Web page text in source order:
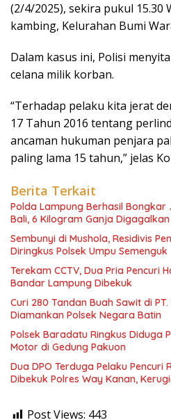
(2/4/2025), sekira pukul 15.30
kambing, Kelurahan Bumi
Dalam kasus ini, Polisi
celana milik korban.
“Terhadap pelaku kita jerat
17 Tahun 2016 tentang
ancaman hukuman penjara
paling lama 15 tahun,” jelas
Berita Terkait
Polda Lampung Berhasil
Bali, 6 Kilogram Ganja Digagalkan
Sembunyi di Mushola, Residivis
Diringkus Polsek Umpu Semenguk
Terekam CCTV, Dua Pria Pencuri
Bandar Lampung Dibekuk
Curi 280 Tandan Buah Sawit di PT.
Diamankan Polsek Negara Batin
Polsek Baradatu Ringkus Diduga
Motor di Gedung Pakuon
Dua DPO Terduga Pelaku Pencuri
Dibekuk Polres Way Kanan,
Post Views: 443